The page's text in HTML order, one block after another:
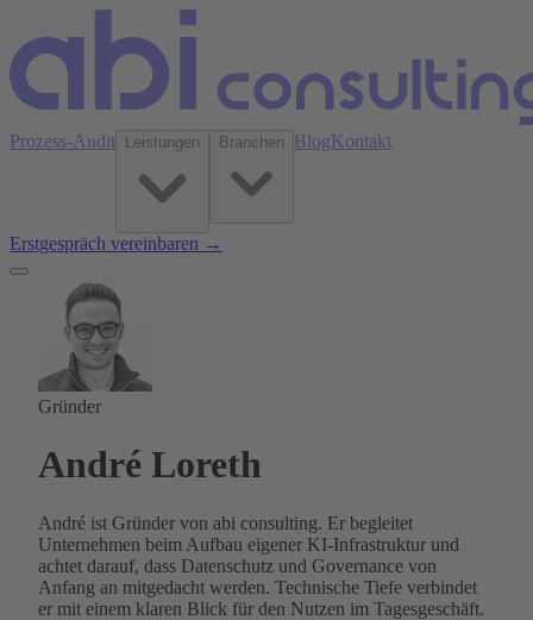
Prozess-Audit Leistungen Branchen BlogKontakt
Erstgespräch vereinbaren →
Gründer
André Loreth
André ist Gründer von abi consulting. Er begleitet
Unternehmen beim Aufbau eigener KI-Infrastruktur und
achtet darauf, dass Datenschutz und Governance von
Anfang an mitgedacht werden. Technische Tiefe verbindet
er mit einem klaren Blick für den Nutzen im Tagesgeschäft.